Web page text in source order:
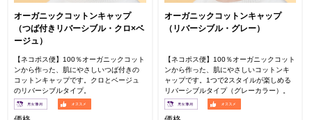
オーガニックコットンキャップ
（つば付きリバーシブル・クロ×ベ
ージュ）
【ネコポス便】100％オーガニックコット
ンから作った、肌にやさしいつば付きの
コットンキャップです。クロとベージュ
のリバーシブルタイプ。
オーガニックコットンキャップ
（リバーシブル・グレー）
【ネコポス便】100％オーガニックコット
ンから作った、肌にやさしいコットンキ
ャップです。1つで2スタイルが楽しめる
リバーシブルタイプ（グレーカラー）。